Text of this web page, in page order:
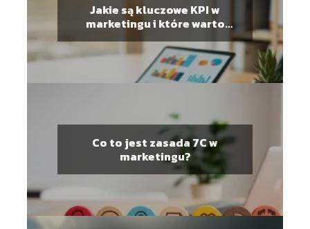
Jakie są kluczowe KPI w
marketingu i które warto
mierzyć?
Co to jest zasada 7C w
marketingu?